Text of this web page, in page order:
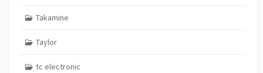
Takamine
Taylor
tc electronic